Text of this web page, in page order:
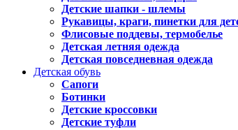
Детские шапки - шлемы
Рукавицы, краги, пинетки для
Флисовые поддевы, термобелье
Детская летняя одежда
Детская повседневная одежда
Детская обувь
Сапоги
Ботинки
Детские кроссовки
Детские туфли